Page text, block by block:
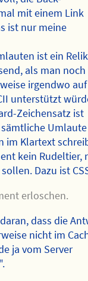
mit einem Link
ist nur meine
ist ein
als man noch
irgendwo auf
unterstützt
Zeichensatz ist
im Klartext
kein Rudeltier,
Dazu ist
erloschen.
dass die
nicht im
ja vom Server